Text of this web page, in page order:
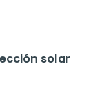
solar